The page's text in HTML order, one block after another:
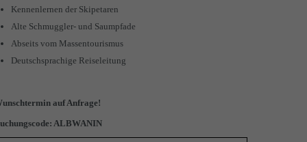
Kennenlernen der Skipetaren
Alte Schmuggler- und Saumpfade
Abseits vom Massentourismus
Deutschsprachige Reiseleitung
auf Anfrage!
ALBWANIN